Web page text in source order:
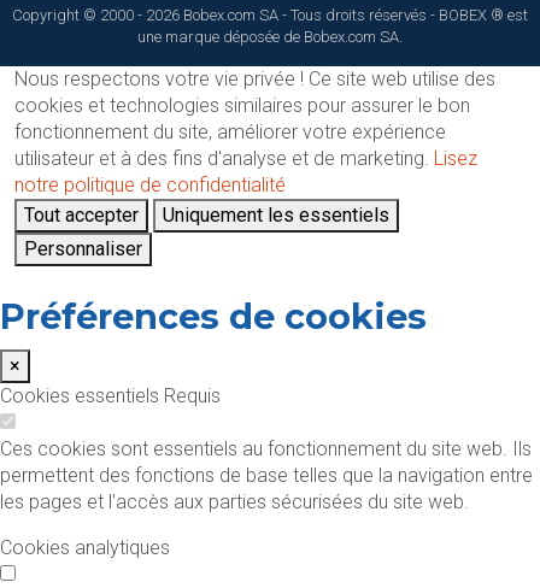
Copyright © 2000 - 2026 Bobex.com SA - Tous droits réservés - BOBEX ® est
une marque déposée de Bobex.com SA.
Nous respectons votre vie privée ! Ce site web utilise des
cookies et technologies similaires pour assurer le bon
fonctionnement du site, améliorer votre expérience
utilisateur et à des fins d'analyse et de marketing. Lisez
notre politique de confidentialité
Tout accepter
Uniquement les essentiels
Personnaliser
Préférences de cookies
×
Cookies essentiels Requis
Ces cookies sont essentiels au fonctionnement du site web. Ils
permettent des fonctions de base telles que la navigation entre
les pages et l'accès aux parties sécurisées du site web.
Cookies analytiques